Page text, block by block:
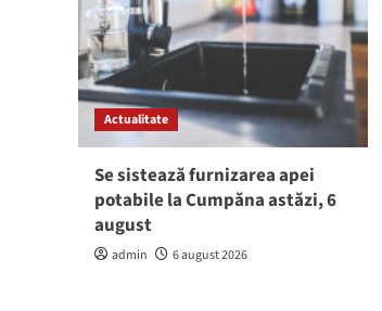
Actualitate
Se sistează furnizarea apei
potabile la Cumpăna astăzi, 6
august
admin 6 august 2026